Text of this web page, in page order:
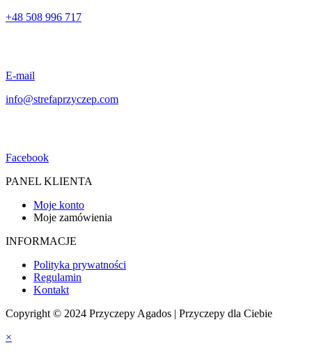
+48 508 996 717
E-mail
info@strefaprzyczep.com
Facebook
PANEL KLIENTA
Moje konto
Moje zamówienia
INFORMACJE
Polityka prywatności
Regulamin
Kontakt
Copyright © 2024 Przyczepy Agados | Przyczepy dla Ciebie
×